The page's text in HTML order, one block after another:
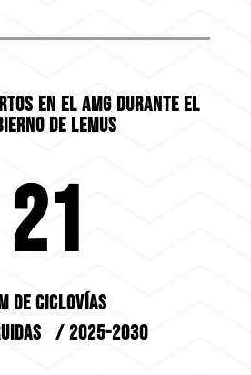
EN EL AMG DURANTE EL
DE LEMUS
21
DE CICLOVÍAS
/ 2025-2030